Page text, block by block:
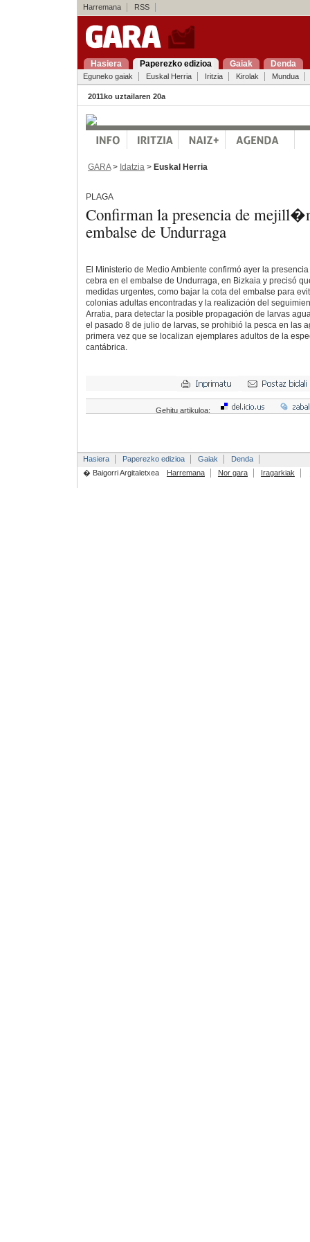
Harremana RSS
Hasiera Paperezko edizioa Gaiak Denda
Eguneko gaiak Euskal Herria Iritzia Kirolak Mundua
2011ko uztailaren 20a
GARA> Idatzia > Euskal Herria
PLAGA
Confirman la presencia de
embalse de Undurraga
El Ministerio de Medio Ambiente confirmó ayer la
cebra en el embalse de Undurraga, en Bizkaia y precisó
medidas urgentes, como bajar la cota del embalse para
colonias adultas encontradas y la realización del
Arratia, para detectar la posible propagación de larvas
el pasado 8 de julio de larvas, se prohibió la pesca en las
primera vez que se localizan ejemplares adultos de la
cantábrica.
Gehitu artikuloa:
Hasiera Paperezko edizioa Gaiak
Denda
� Baigorri Argitaletxea
Harremana Nor gara Iragarkiak